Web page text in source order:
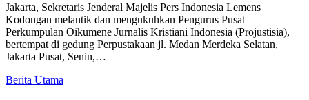
Jakarta, Sekretaris Jenderal Majelis Pers Indonesia Lemens
Kodongan melantik dan mengukuhkan Pengurus Pusat
Perkumpulan Oikumene Jurnalis Kristiani Indonesia (Projustisia),
bertempat di gedung Perpustakaan jl. Medan Merdeka Selatan,
Jakarta Pusat, Senin,…
Berita Utama